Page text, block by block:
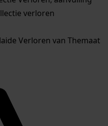
verloren
Verloren van Themaat